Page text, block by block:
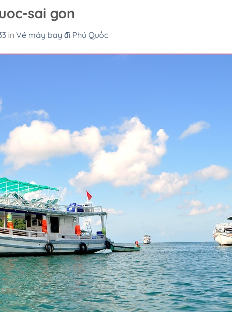
sai gon
in Vé máy bay đi Phú Quốc